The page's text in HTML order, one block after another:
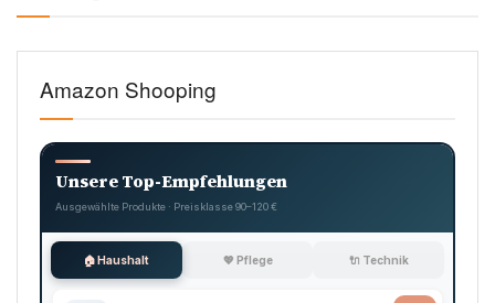
Amazon Shooping
Unsere Top-Empfehlungen
Ausgewählte Produkte · Preisklasse 90–120 €
🏠 Haushalt 💖 Pflege 🔌 Technik